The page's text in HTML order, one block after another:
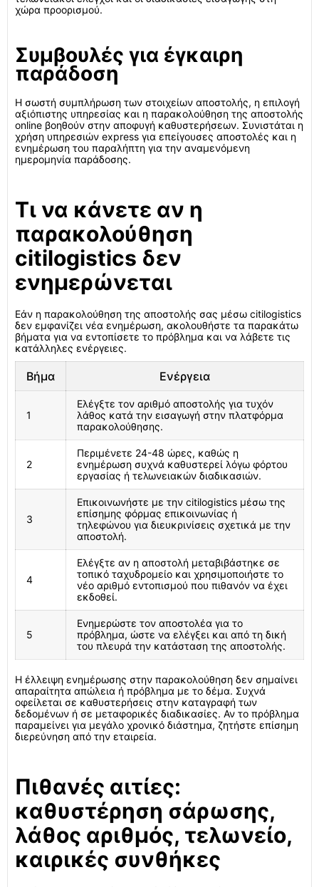
χώρα προορισμού.
Συμβουλές για έγκαιρη
παράδοση
Η σωστή συμπλήρωση των στοιχείων αποστολής, η επιλογή
αξιόπιστης υπηρεσίας και η παρακολούθηση της αποστολής
online βοηθούν στην αποφυγή καθυστερήσεων. Συνιστάται η
χρήση υπηρεσιών express για επείγουσες αποστολές και η
ενημέρωση του παραλήπτη για την αναμενόμενη
ημερομηνία παράδοσης.
Τι να κάνετε αν η
παρακολούθηση
citilogistics δεν
ενημερώνεται
Εάν η παρακολούθηση της αποστολής σας μέσω citilogistics
δεν εμφανίζει νέα ενημέρωση, ακολουθήστε τα παρακάτω
βήματα για να εντοπίσετε το πρόβλημα και να λάβετε τις
κατάλληλες ενέργειες.
Βήμα Ενέργεια
1
Ελέγξτε τον αριθμό αποστολής για τυχόν
λάθος κατά την εισαγωγή στην πλατφόρμα
παρακολούθησης.
2
Περιμένετε 24-48 ώρες, καθώς η
ενημέρωση συχνά καθυστερεί λόγω φόρτου
εργασίας ή τελωνειακών διαδικασιών.
3
Επικοινωνήστε με την citilogistics μέσω της
επίσημης φόρμας επικοινωνίας ή
τηλεφώνου για διευκρινίσεις σχετικά με την
αποστολή.
4
Ελέγξτε αν η αποστολή μεταβιβάστηκε σε
τοπικό ταχυδρομείο και χρησιμοποιήστε το
νέο αριθμό εντοπισμού που πιθανόν να έχει
εκδοθεί.
5
Ενημερώστε τον αποστολέα για το
πρόβλημα, ώστε να ελέγξει και από τη δική
του πλευρά την κατάσταση της αποστολής.
Η έλλειψη ενημέρωσης στην παρακολούθηση δεν σημαίνει
απαραίτητα απώλεια ή πρόβλημα με το δέμα. Συχνά
οφείλεται σε καθυστερήσεις στην καταγραφή των
δεδομένων ή σε μεταφορικές διαδικασίες. Αν το πρόβλημα
παραμείνει για μεγάλο χρονικό διάστημα, ζητήστε επίσημη
διερεύνηση από την εταιρεία.
Πιθανές αιτίες:
καθυστέρηση σάρωσης,
λάθος αριθμός, τελωνείο,
καιρικές συνθήκες